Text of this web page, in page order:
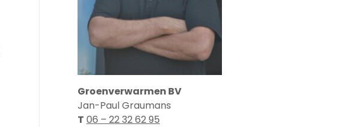
Groenverwarmen BV
Jan-Paul Graumans
T 06 – 22 32 62 95